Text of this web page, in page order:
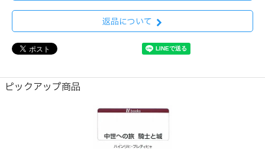
返品について
ピックアップ商品